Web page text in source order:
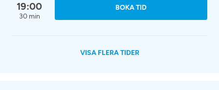
19:00
30 min
BOKA TID
VISA FLERA TIDER